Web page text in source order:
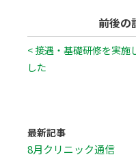
前後の
< 接遇・基礎研修を実施
した
最新記事
8月クリニック通信